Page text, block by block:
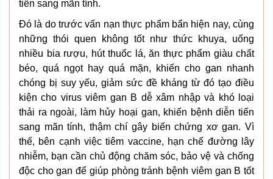
tiến sang mãn tính.
Đó là do trước vấn nạn thực phẩm bẩn hiện nay, cùng
những thói quen không tốt như thức khuya, uống
nhiều bia rượu, hút thuốc lá, ăn thực phẩm giàu chất
béo, quá ngọt hay quá mặn, khiến cho gan nhanh
chóng bị suy yếu, giảm sức đề kháng từ đó tạo điều
kiện cho virus viêm gan B dễ xâm nhập và khó loại
thải ra ngoài, làm hủy hoại gan, khiến bệnh diễn tiến
sang mãn tính, thậm chí gây biến chứng xơ gan. Vì
thế, bên cạnh việc tiêm vaccine, hạn chế đường lây
nhiễm, bạn cần chủ động chăm sóc, bảo vệ và chống
độc cho gan để giúp phòng tránh bệnh viêm gan B tốt